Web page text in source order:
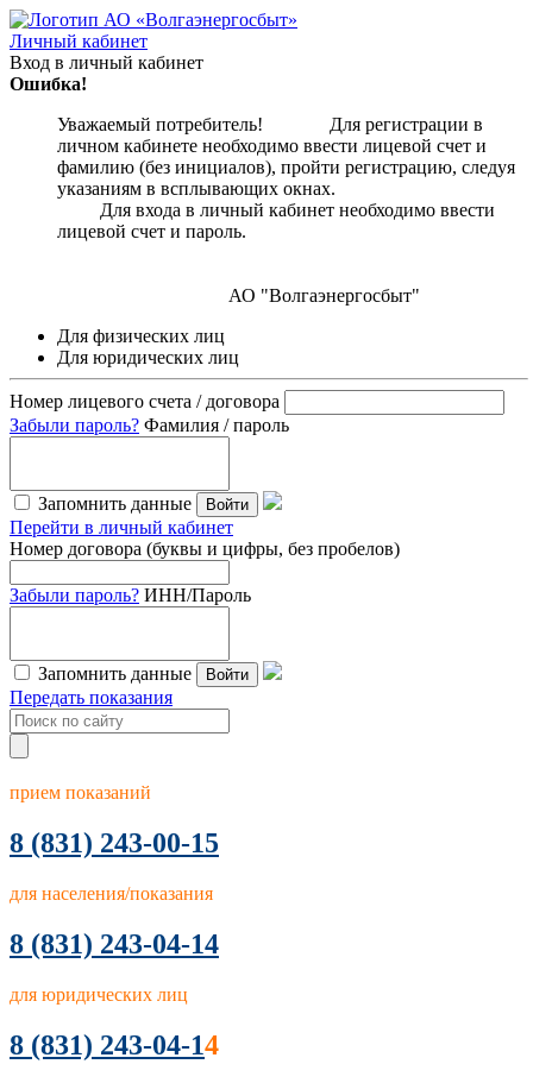
Личный кабинет
Вход в личный кабинет
Ошибка!
Уважаемый потребитель! Для регистрации в
личном кабинете необходимо ввести лицевой счет и
фамилию (без инициалов), пройти регистрацию, следуя
указаниям в всплывающих окнах.
Для входа в личный кабинет необходимо ввести
лицевой счет и пароль.
АО "Волгаэнергосбыт"
Для физических лиц
Для юридических лиц
Номер лицевого счета / договора
Забыли пароль? Фамилия / пароль
Запомнить данные Войти
Перейти в личный кабинет
Номер договора (буквы и цифры, без пробелов)
Забыли пароль? ИНН/Пароль
Запомнить данные Войти
Передать показания
прием показаний
8 (831) 243-00-15
для населения/показания
8 (831) 243-04-14
для юридических лиц
8 (831) 243-04-14